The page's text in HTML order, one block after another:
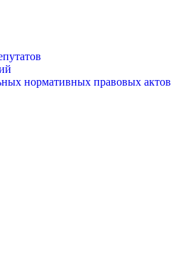
нормативных правовых актов